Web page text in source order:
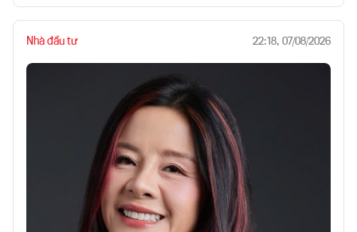
Nhà đầu tư 22:18, 07/08/2026